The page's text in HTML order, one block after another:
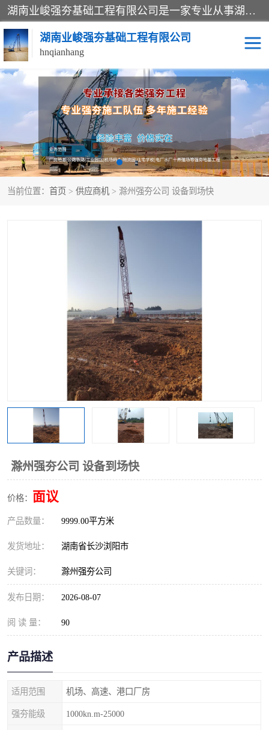
湖南业峻强夯基础工程有限公司是一家专业从事湖南强夯基础工程、强夯机租赁，地基处理的施工单位。业务覆盖：湖南、广东，江西等地。可承接1000KN.m-25000KN.m强夯（置换）工程。公司创始人是国内较早期从事强夯施工的建设者，经过多年的一步一个脚印的发展，在行业内具有较高的度和良好的口碑。
湖南业峻强夯基础工程有限公司
hnqianhang
当前位置： 首页 > 供应商机 > 滁州强夯公司 设备到场快
滁州强夯公司 设备到场快
价格： 面议
产品数量： 9999.00平方米
发货地址： 湖南省长沙浏阳市
关键词： 滁州强夯公司
发布日期： 2026-08-07
阅 读 量： 90
产品描述
适用范围 机场、高速、港口厂房
强夯能级 1000kn.m-25000
强夯施工案例 强夯机租赁
强夯施工工程 强夯施工队伍
强夯队伍